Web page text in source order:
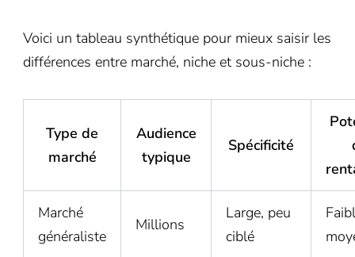
Voici un tableau synthétique pour mieux saisir les
différences entre marché, niche et sous-niche :
Type de
marché
Audience
typique
Spécificité
Marché
généraliste
Millions
Large, peu
ciblé